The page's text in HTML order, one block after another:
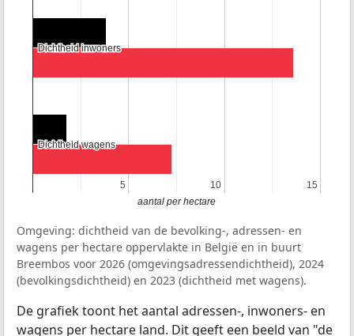
5
5 10
10 15
15
Dichtheid inwoners
Dichtheid inwoners
Dichtheid wagens
Dichtheid wagens
aantal per hectare
Omgeving: dichtheid van de bevolking-, adressen- en
wagens per hectare oppervlakte in België en in buurt
Breembos voor 2026 (omgevingsadressendichtheid), 2024
(bevolkingsdichtheid) en 2023 (dichtheid met wagens).
De grafiek toont het aantal adressen-, inwoners- en
wagens per hectare land. Dit geeft een beeld van "de